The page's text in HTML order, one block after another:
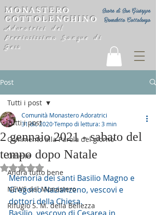
Suore di San Giuseppe
Benedetto Cottolengo
MONASTERO
COTTOLENGHINO
Adoratrici del
Preziosissimo Sangue di
Gesù
Post
Tutti i post
Commento alla Parola del giorno
Omelie
Andrà tutto bene
NEWS dal Monastero
Rifugio S. M. della Bellezza
Tutti i post
2 gennaio 2021 - sabato del
tempo dopo Natale
Comunità Monastero Adoratrici
31 dic 2020Tempo di lettura: 3 min
Valutazione NaN stelle su 5.
Memoria dei santi Basilio Magno e
Gregorio Nazianzeno, vescovi e
dottori della Chiesa.